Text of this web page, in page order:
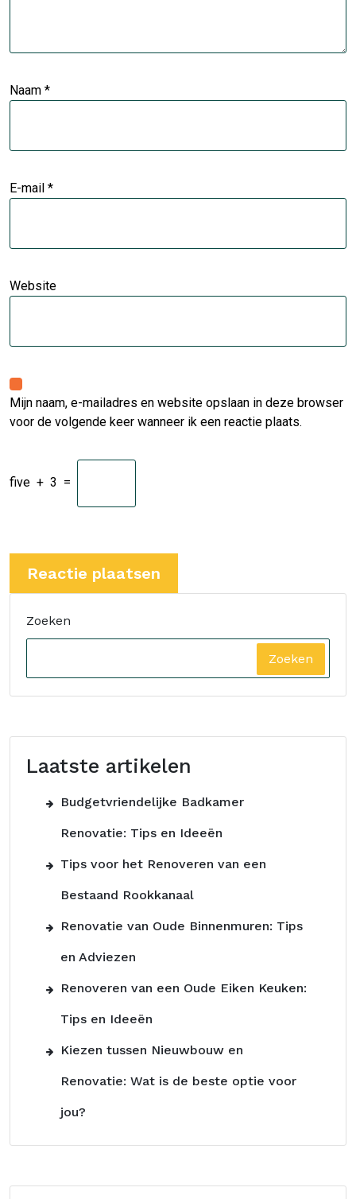
Naam *
E-mail *
Website
Mijn naam, e-mailadres en website opslaan in deze browser
voor de volgende keer wanneer ik een reactie plaats.
five + 3 =
Zoeken
Zoeken
Laatste artikelen
Budgetvriendelijke Badkamer
Renovatie: Tips en Ideeën
Tips voor het Renoveren van een
Bestaand Rookkanaal
Renovatie van Oude Binnenmuren: Tips
en Adviezen
Renoveren van een Oude Eiken Keuken:
Tips en Ideeën
Kiezen tussen Nieuwbouw en
Renovatie: Wat is de beste optie voor
jou?